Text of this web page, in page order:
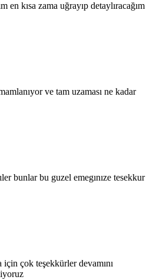
en kısa zama uğrayıp detaylıracağım
ve tam uzaması ne kadar
bunlar bu guzel emegınıze tesekkur
çok teşekkürler devamını